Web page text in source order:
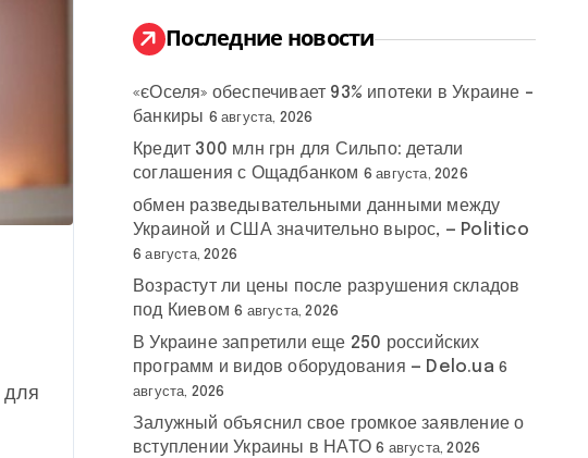
:
Последние новости
«єОселя» обеспечивает 93% ипотеки в Украине –
банкиры 6 августа, 2026
Кредит 300 млн грн для Сильпо: детали
соглашения с Ощадбанком 6 августа, 2026
обмен разведывательными данными между
Украиной и США значительно вырос, — Politico
6 августа, 2026
Возрастут ли цены после разрушения складов
под Киевом 6 августа, 2026
В Украине запретили еще 250 российских
программ и видов оборудования — Delo.ua 6
августа, 2026
Залужный объяснил свое громкое заявление о
вступлении Украины в НАТО 6 августа, 2026